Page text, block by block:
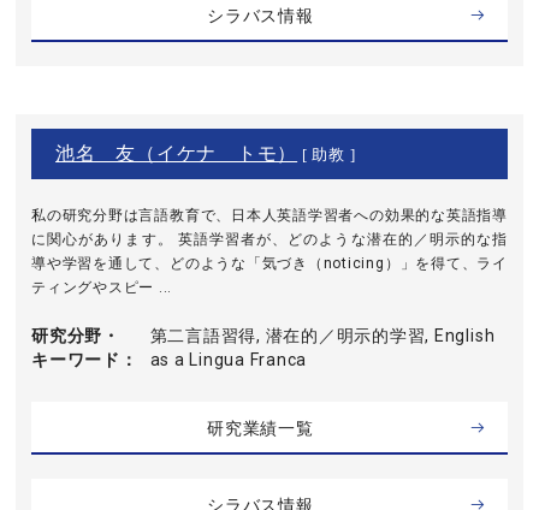
シラバス情報
池名 友（イケナ トモ） [ 助教 ]
私の研究分野は言語教育で、日本人英語学習者への効果的な英語指導
に関心があります。 英語学習者が、どのような潜在的／明示的な指
導や学習を通して、どのような「気づき（noticing）」を得て、ライ
ティングやスピー ...
研究分野・
キーワード
第二言語習得, 潜在的／明示的学習, English
as a Lingua Franca
研究業績一覧
シラバス情報